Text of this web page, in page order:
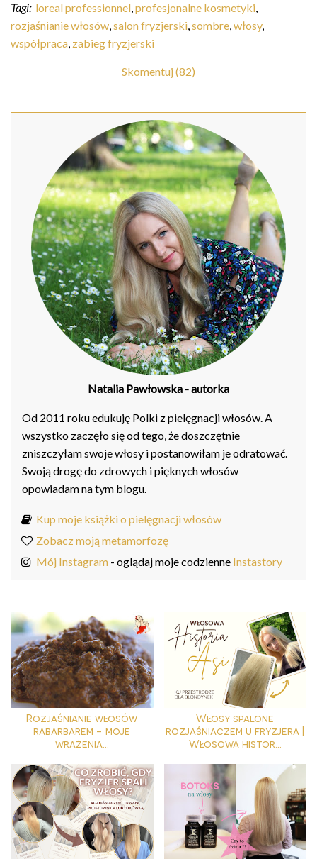
Tagi: loreal professionnel,profesjonalne kosmetyki,
rozjaśnianie włosów,salon fryzjerski,sombre,włosy,
współpraca, zabieg fryzjerski
Skomentuj (82)
Natalia Pawłowska - autorka
Od 2011 roku edukuję Polki z pielęgnacji włosów. A
wszystko zaczęło się od tego, że doszczętnie
zniszczyłam swoje włosy i postanowiłam je odratować.
Swoją drogę do zdrowych i pięknych włosów
opowiadam na tym blogu.
Kup moje książki o pielęgnacji włosów
Zobacz moją metamorfozę
Mój Instagram - oglądaj moje codzienne Instastory
Rozjaśnianie włosów
rabarbarem - moje
wrażenia...
Włosy spalone
rozjaśniaczem u fryzjera |
Włosowa histor...